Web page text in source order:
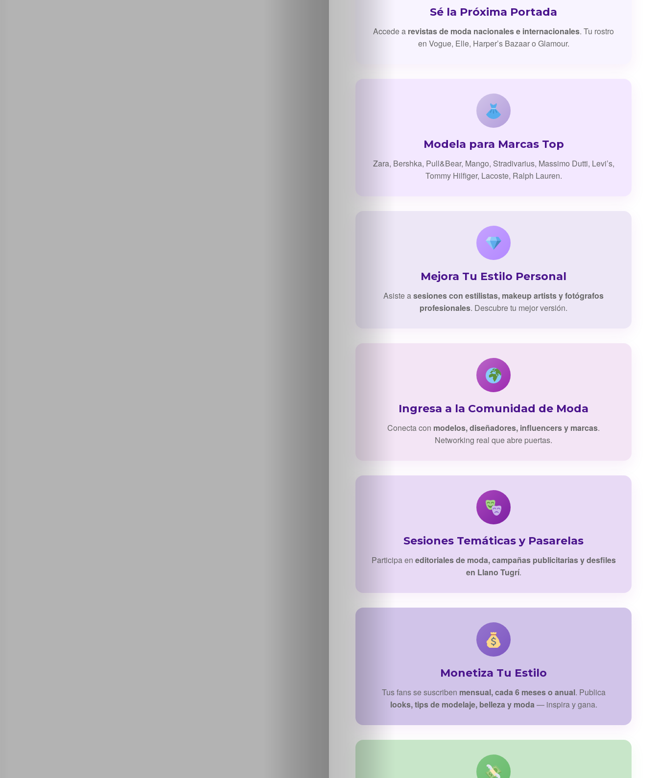
Bershka
Casting
Sé la Próxima Portada
Accede a revistas de moda nacionales e internacionales. Tu rostro
en Vogue, Elle, Harper’s Bazaar o Glamour.
Modela para Marcas Top
Zara, Bershka, Pull&Bear, Mango, Stradivarius, Massimo Dutti, Levi’s,
Tommy Hilfiger, Lacoste, Ralph Lauren.
Mejora Tu Estilo Personal
Asiste asesiones con estilistas, makeup artists y fotógrafos
profesionales. Descubre tu mejor versión.
Ingresa a la Comunidad de Moda
Conecta con modelos, diseñadores, influencers y marcas.
Networking real que abre puertas.
Sesiones Temáticas y Pasarelas
Participa en editoriales de moda, campañas publicitarias y desfiles
en Llano Tugrí.
Monetiza Tu Estilo
Tus fans se suscriben mensual, cada 6 meses o anual. Publica
looks, tips de modelaje, belleza y moda— inspira y gana.